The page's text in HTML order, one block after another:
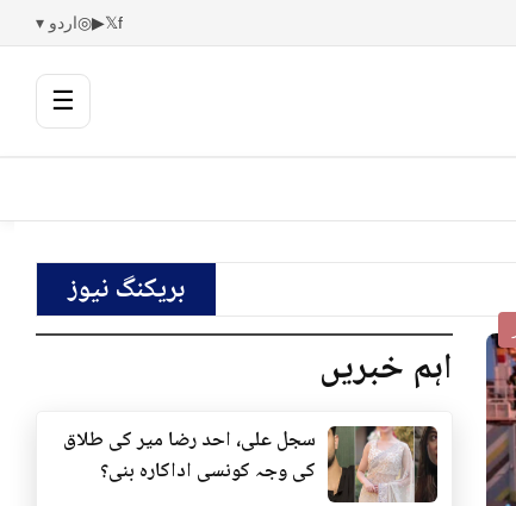
f
𝕏
▶
◎اردو ▾
☰
بریکنگ نیوز
اہم خبریں
سجل علی، احد رضا میر کی طلاق
کی وجہ کونسی اداکارہ بنی؟